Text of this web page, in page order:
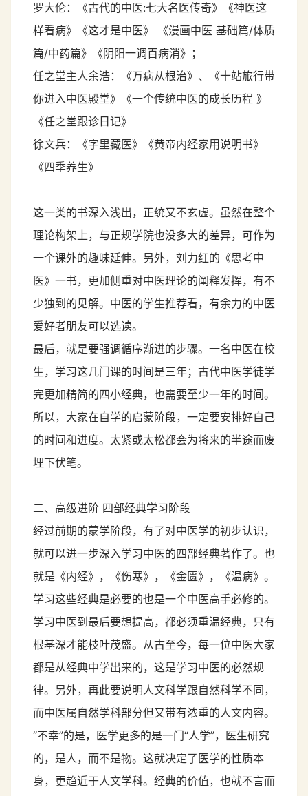
罗大伦：《古代的中医:七大名医传奇》《神医这
样看病》《这才是中医》 《漫画中医 基础篇/体质
篇/中药篇》《阴阳一调百病消》；
任之堂主人余浩：《万病从根治》、《十站旅行带
你进入中医殿堂》《一个传统中医的成长历程 》
《任之堂跟诊日记》
徐文兵：《字里藏医》《黄帝内经家用说明书》
《四季养生》
这一类的书深入浅出，正统又不玄虚。虽然在整个
理论构架上，与正规学院也没多大的差异，可作为
一个课外的趣味延伸。另外，刘力红的《思考中
医》一书，更加侧重对中医理论的阐释发挥，有不
少独到的见解。中医的学生推荐看，有余力的中医
爱好者朋友可以选读。
最后，就是要强调循序渐进的步骤。一名中医在校
生，学习这几门课的时间是三年；古代中医学徒学
完更加精简的四小经典，也需要至少一年的时间。
所以，大家在自学的启蒙阶段，一定要安排好自己
的时间和进度。太紧或太松都会为将来的半途而废
埋下伏笔。
二、高级进阶 四部经典学习阶段
经过前期的蒙学阶段，有了对中医学的初步认识，
就可以进一步深入学习中医的四部经典著作了。也
就是《内经》，《伤寒》，《金匮》，《温病》。
学习这些经典是必要的也是一个中医高手必修的。
学习中医到最后要想提高，都必须重温经典，只有
根基深才能枝叶茂盛。从古至今，每一位中医大家
都是从经典中学出来的，这是学习中医的必然规
律。另外，再此要说明人文科学跟自然科学不同，
而中医属自然学科部分但又带有浓重的人文内容。
“不幸”的是，医学更多的是一门“人学”，医生研究
的，是人，而不是物。这就决定了医学的性质本
身，更趋近于人文学科。经典的价值，也就不言而